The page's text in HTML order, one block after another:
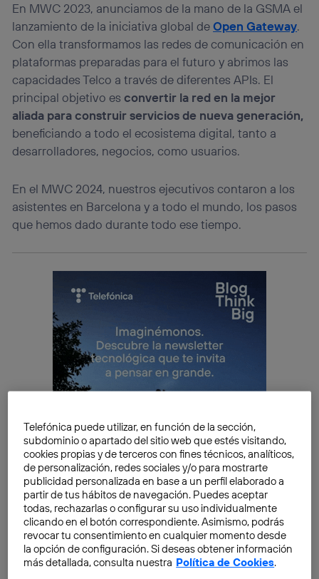
En MWC 2023, anunciamos de la mano de la GSMA el
lanzamiento de la iniciativa global deOpen Gateway.
Con ella transformamos las redes de comunicación en
plataformas preparadas para el futuro y abrimos las
capacidades Telco a través de diferentes APIs. El
principal objetivo es convertir la red en la mejor
aliada para construir servicios de nueva generación,
beneficiando a todo el ecosistema digital, tanto a
desarrolladores, negocios, como usuarios.
En el MWC 2024, nuestros ejecutivos contaron a los
asistentes en Barcelona y a todo el mundo, los pasos
que hemos dado durante todo ese tiempo.
Telefónica puede utilizar, en función de la sección,
subdominio o apartado del sitio web que estés visitando,
cookies propias y de terceros con fines técnicos, analíticos,
de personalización, redes sociales y/o para mostrarte
publicidad personalizada en base a un perfil elaborado a
partir de tus hábitos de navegación. Puedes aceptar
todas, rechazarlas o configurar su uso individualmente
clicando en el botón correspondiente. Asimismo, podrás
revocar tu consentimiento en cualquier momento desde
la opción de configuración. Si deseas obtener información
más detallada, consulta nuestra Política de Cookies.